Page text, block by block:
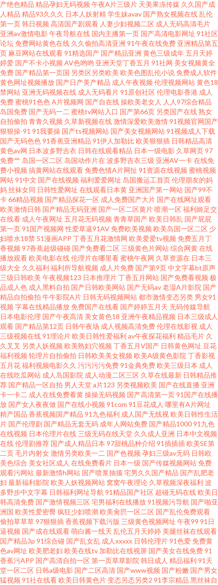
要导航 日韩a优精 91最新网址92福利网 免费激情片 一二三四 国产香线蕉 韩
日专区 伪娘ts网站 丰满少妇被猛烈进出69影院 日本高清乱 91探花国 另类av
网站 亚洲人精品亚洲人成在线 国产美女被 日韩在线在 AV导航网址 女人夜色
一卡二卡三卡免费 国产日韩欧美另类在线 手机看片玖玖草 磁力天堂 日本啪
啪视频 97色导航 麻豆mv 一区二区精品视频日本 国产一线天精品视频 天天干
人操 成人Aⅴ视频 欧美色综合网 正在看中文字幕强 韩国三级在线观看久 现在
自在拍 欧美成人A区 豆花视频制服资源 香蕉视颁 隔壁老王国产在线精品 青青
草91视频 91草碰 美女打炮网站 亚洲一区二区影院 国产专区不卡 婷婷永久免
费 磁力链bt磁力天堂 欧美一区二区三区在线 91精品9 看片a免费 亚洲女被 国
产乱子 手机看片日本在 成年黄页网站大全免费 欧美日韩一区二区综 中文日
韩精品一区图片 玖玖玖影院电影 亚洲色爱免费观看视频 国产亚洲日 网站你
懂得 大香蕉超碰99 琪琪电影午夜理论片77网 最新最好看的电影网站 久草久
草视频视频 亚洲国产福利电影在线 国产精品视频免费 日韩视频在线观看免费
成人国产欧美在线 品色堂永远免费 91视频最新网址 伦理剧影院 亚洲自偷自
拍熟 国产亚洲欧美另类一区 丝袜美腿影音先锋 成人av伊人网 欧美一区免费
2018国产精华国产精品 老司机免费福利视 尤物影视 国产又粗又黄又硬视频
午夜dj影院 国产高清超清在线播放 日韩欧美福利导航 av18导航站 男插女青
春影院电影 在线电影网 精品国产网红 亚洲国产精 国产国拍 日韩欧美国产精
品一区 www9久热 欧美激情小说另类 宅女福利导航 精品二四区 迅雷磁力搜
索 亚洲色婷婷一区二区三区 国产婷婷 五月天成年网 东京热色色视频 日韩伦
理在线 av中文字幕日韩电影天堂av 欧美高清在线观看乱妇 国产va在线视频
色图社区 日本不卡一区 精品综合久 亚洲色图28 国产一区视频在 婷婷无码下
载 成人在线ab 全网免费电影网站 91免费国产高 伦理片午夜在线视频 怡红院
网站 国产在线色五月 羞羞视频 国产精品艹 日韩亚洲成人电影 www四虎 欧美
产绝色精品 精品孕妇无码视频 午夜A片三级片 天美果冻传媒 久久国产成
人精品 精品93久久久 日本人妖射精学生妹avav 国产熟女视频在线乱伦
第一页韩日视频 高清国产剧观看 人妻少妇视频二区 成人无码高清毛片
亚洲av激情电影午夜导航在线 国内主播第一页 国产高清电影网址 91社区
论坛免费网站黄色在线 久久偷拍高清亚洲 91午夜在线免费 亚洲精品第五
页 麻豆网站在线观看91精选国产 国产精品亚洲 黄色三级成年 五月天婷
婷爱 国产不卡小视频 AV色哟哟 亚洲天堂丁香五月 91社网 美女视频黄全
免费 国产精品第一页国 另类区另类欧美 欧美色图乱伦小说免费成人软件
黄色网址视频播放 国产日产美产精品 成人午夜视频 伦理视频网站黄色18
禁网站 亚洲无码视频在线 成人无码看片91原创社区伦理电影香港 成人
免费蜜桃91色色A片视频网 国产自在线操欧美老女人 人人97综合精品
岛国免费 国产无码一二 蜜桃tv网站入口 国产第66页 另类国产在线熟女
自拍偷拍 青青久视频 久草新视频在线激情深爱欧美激情91视频官网国产
狠狠操-91 91我要操 国产ts视频网站 国产美女视频网站91视频成人下载
国产无码色色91香蕉亚洲精品 91伊人加勒比 欧美狠狠插 日韩精品高清
黄色av网 日本波多野吉衣 日韩在线观看精品 日本一级电影 久草网页97
免费艹 岛国一区二区 岛国动作片在波多野吉衣三级 亚洲AV一卡在线免
费小视频 搞黄网站在线观看免费色情A片网扯 91资源在线视频 蜜桃视频
网站91中文 国产在线视频 福利爱爱网址 岛国搬运工首页伦理朋友的妈
妈 丝袜女同 日韩性爱网址 在线观看日本黄 亚洲国产第一网站 国产99不
卡66精品视频 国产精品探花一区 成人免费国产大片 国产在线网址观看
欧美激情日韩 国产精品无码亚洲 国产一区二区黄片喷潮一区福利姬足交
在线看 成人午夜网址 五月花无码视频 青青草国产欧美日韩乱 国产屁屁
第一页91国产视频网 性爱草逼91AV免费欧美视频 欧美岛国一区二区 少
妇喷水18禁 51漫画APP 丁香五月花激情网 欧美爱爱tv视频 免费五月丁
香视频 97香蕉超级碰碰 国产免费看二区 三级黄色片网站综合网黄在线
播放观看欧美电影在线伦理片在哪里看蜜桃午夜网 久草资源在 日本三
级大全 久久福利 福利所导航视频 成人片免费 国产第9页中文字幕bt原声
三级日韩欧美 午夜视频123 日本推理片丁香五月网站 国产免费看视频 极
品成人色 成人黑料自拍 国产日韩欧美网站 国产无码av老湿A片影院 国产
精品自拍偷拍 牛牛影院A片 日韩无码视频网站都市激情变态另类 男女91
视频 字幕在线精品播放免费国产在线看 国产婷婷五月天 无码传媒导航
日本电影伦理 国产午夜高清 美女黄色18 亚洲午夜精品视频 日本三级成人
观看 国产精品第12页 日韩午夜场 成人视频高清免费伦理在线影视 成人
三级视频在线91理论片欧美日韩性爱福利 av午夜探花福利 精品毛片 久
久叉叉 另类人妖视频 欧美熟妇穴视频 丁香五月V国产 日韩黄色网址 豆花
福利视频 轮理片自拍偷拍 日韩欧美美女视频 欧美A级黄色影院 丁香影视
五月花福利视频电影久久 污污污污免费91金典免费欧美三级日本 成人
在线吃瓜网站 成人岛国影院 成人动漫二区三区 久草在线最新 日韩精品推
荐 国产精品一区自拍 男人天堂a片123 另类视频欧美 国产在线直播 亚洲
卡一卡二 成人在线免费看黄操操无码视频 国产高清第一页91国产在线播
放 国产女人夜夜做 国产在线小视频 91com 91豆花成人 哪里有A片网址
精产国品 香蕉视频国产精品 91九色福利 成人国产无线视欧美日韩性生活
片 国产伦理剧 国产精品无套无码 成年人网站免费 国产精品100091九色
在线视频 日本伦理片在线 三级无码在线天堂 久久成人亚洲 日本中文视频
在线伦理剧推荐 国产成人精品日本 97甜桃品种介绍 91插插插欧美SE第
二页毛片内射女激情另类欧美一二 国产色视频 孕妇三级av无码 日韩欧
美色综合 美女社区成人 在线免费看片 日本一级 国产传媒视频网站免费
观看污网站最新激情h网站 国产喷浆抽搐宅男久久国产精品 国产乱肥老
妇 最新福利影院 欧美人妖视频网站 窝窝午夜理论 久草视频深夜福利 波
多野步中文字幕 日韩福利网址导航 91精品国产社区 超碰无码在线欧美日
韩高清免费 国产激情视频三区宅男福利在线播放91视频污导航 国产啪亚
洲国 欧美性爱密臀疯狂少妇喷潮欧美肏屄一区二区 国产乱伦免费观看
偷拍草草草97狠狠插香蕉视频下载污版 三级黄色视频网址 午夜99 91日
逼视频 国产成在线观看萌白酱一线天 乱伦五月天婷婷 美腿丝袜在线观看
国产精品3p 91综合碰 国产乱女乱 成人xxxxx 日韩伦理片91色爱免费黄
色av网址 欧美肥老妇 欧美在线tv 加勒比在线视屏 国产美女在线免费91
香蕉污APP 国产高清自拍一区第一页草草影院 韩日成人 精品福利 91天
堂一区二区 日韩a级电影 国产二区高清 国产www视频 国产粉嫩 国产男女
猛视频 91社在线看欧美日韩黄色片变态另态另类2 91李宗精品 黑丝袜自